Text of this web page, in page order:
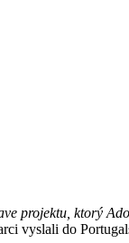
projektu, ktorý
vyslali do